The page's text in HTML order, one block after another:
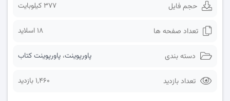
حجم فایل 377 کیلوبایت
تعداد صفحه ها 18 اسلاید
دسته بندی پاورپوینت، پاورپوینت کتاب
تعداد بازدید 1,460 بازدید